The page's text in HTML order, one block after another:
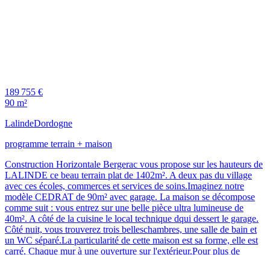
189 755 €
90 m²
LalindeDordogne
programme terrain + maison
Construction Horizontale Bergerac vous propose sur les hauteurs de
LALINDE ce beau terrain plat de 1402m². A deux pas du village
avec ces écoles, commerces et services de soins.Imaginez notre
modèle CEDRAT de 90m² avec garage. La maison se décompose
comme suit : vous entrez sur une belle pièce ultra lumineuse de
40m². A côté de la cuisine le local technique dqui dessert le garage.
Côté nuit, vous trouverez trois belleschambres, une salle de bain et
un WC séparé.La particularité de cette maison est sa forme, elle est
carré. Chaque mur à une ouverture sur l'extérieur.Pour plus de